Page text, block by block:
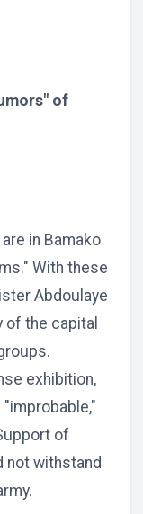
of
in Bamako
With these
Abdoulaye
of the capital
exhibition,
of
not withstand